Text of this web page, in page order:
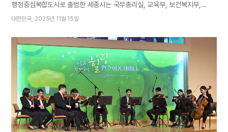
행정중심복합도시로 출범한 세종시는 국무총리실, 교육부, 보건복지부,
인사혁신처 등 정부 부처가 점진적으로 이전하고 산업단지도 증가하는 등
39만여 명에 달하며, 복음 또한 그에 발맞춰 가파르게 성장 중이다.
세종집현교회는 세종·세종연서교회에 이은 이 지역의 세 번째 교회다.
헌당기념예배에는 지역 성도들과 더불어 제83차 해외성도 방문단까지
1200여 명이 참석해 새 성전 봉헌의 기쁨을 나누었다. 방문단은 새노래
‘영원히 예루살렘을 사모하는 자’를 특별 찬양하며 하나님께 영광을 돌리고
모든 지역민에게 하나님의 사랑과 은혜가 전해지길 소망했다. 어머니께서는
성전이 세워지기까지 한마음으로 애쓴 성도들에게 거듭 고마움을 전하시고
축복하셨다. 자녀들의 아름다운 화합과 연합 속에 뭇 영혼이 이곳으로
몰려와 구원에 이르길 바라시며 더 많은 교회가 세워져 하나님의 축복이
대한민국 2025년 11월 15일